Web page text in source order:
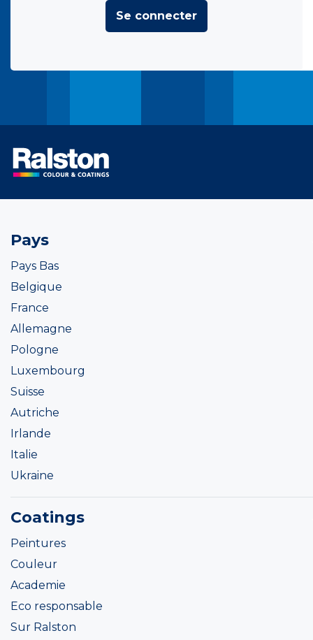
Se connecter
Pays
Pays Bas
Belgique
France
Allemagne
Pologne
Luxembourg
Suisse
Autriche
Irlande
Italie
Ukraine
Coatings
Peintures
Couleur
Academie
Eco responsable
Sur Ralston